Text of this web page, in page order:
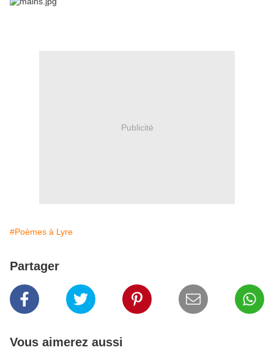
Publicité
#Poèmes à Lyre
Partager
Vous aimerez aussi